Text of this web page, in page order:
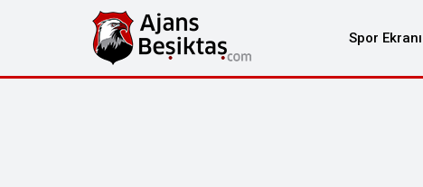
Spor Ekranı